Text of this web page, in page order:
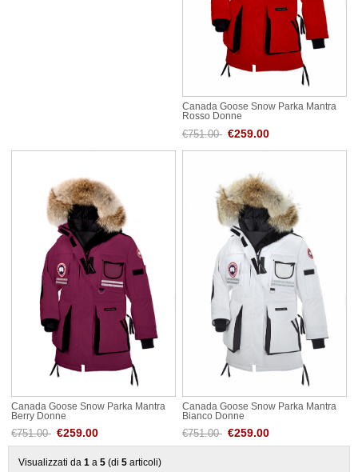
Canada Goose Snow Parka Mantra
Rosso Donne
€751.00 €259.00
Canada Goose Snow Parka Mantra
Berry Donne
€751.00 €259.00
Canada Goose Snow Parka Mantra
Bianco Donne
€751.00 €259.00
Visualizzati da 1 a 5 (di 5 articoli)